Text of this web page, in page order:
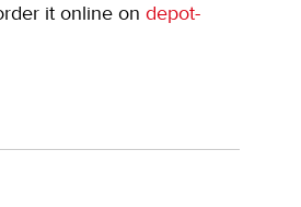
it online on depot-